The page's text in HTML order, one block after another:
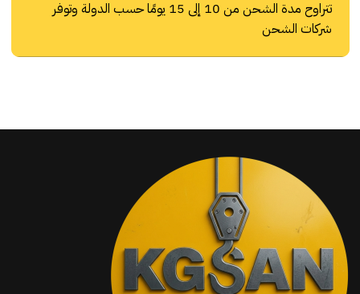
تتراوح مدة الشحن من 10 إلى 15 يومًا حسب الدولة وتوفر
شركات الشحن